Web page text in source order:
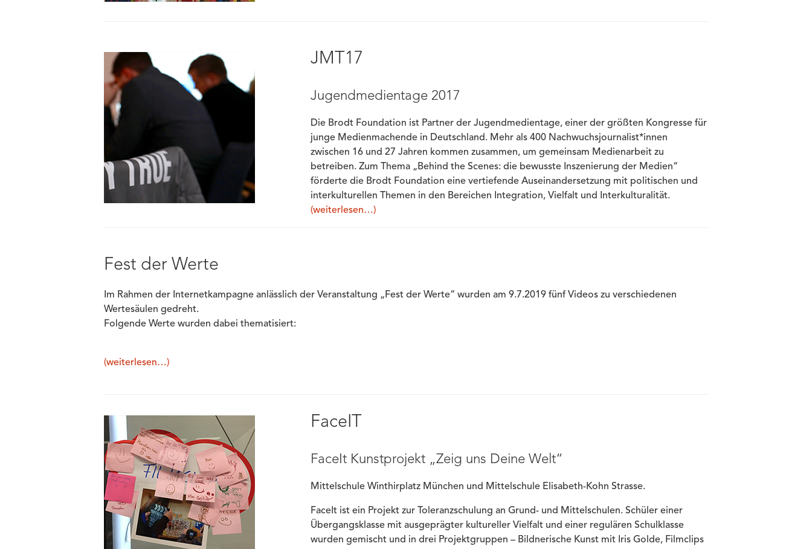
JMT17
Jugendmedientage 2017
Die Brodt Foundation ist Partner der Jugendmedientage, einer der größten Kongresse für
junge Medienmachende in Deutschland. Mehr als 400 Nachwuchsjournalist*innen
zwischen 16 und 27 Jahren kommen zusammen, um gemeinsam Medienarbeit zu
betreiben. Zum Thema „Behind the Scenes: die bewusste Inszenierung der Medien“
förderte die Brodt Foundation eine vertiefende Auseinandersetzung mit politischen und
interkulturellen Themen in den Bereichen Integration, Vielfalt und Interkulturalität.
(weiterlesen…)
Fest der Werte
Im Rahmen der Internetkampagne anlässlich der Veranstaltung „Fest der Werte“ wurden am 9.7.2019 fünf Videos zu verschiedenen
Wertesäulen gedreht.
Folgende Werte wurden dabei thematisiert:
(weiterlesen…)
FaceIT
FaceIt Kunstprojekt „Zeig uns Deine Welt“
Mittelschule Winthirplatz München und Mittelschule Elisabeth-Kohn Strasse.
FaceIt ist ein Projekt zur Toleranzschulung an Grund- und Mittelschulen. Schüler einer
Übergangsklasse mit ausgeprägter kultureller Vielfalt und einer regulären Schulklasse
wurden gemischt und in drei Projektgruppen – Bildnerische Kunst mit Iris Golde, Filmclips